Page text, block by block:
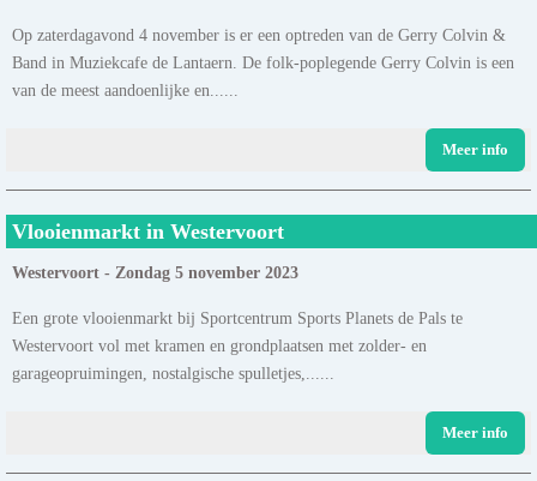
Op zaterdagavond 4 november is er een optreden van de Gerry Colvin &
Band in Muziekcafe de Lantaern. De folk-poplegende Gerry Colvin is een
van de meest aandoenlijke en......
Meer info
Vlooienmarkt in Westervoort
Westervoort - Zondag 5 november 2023
Een grote vlooienmarkt bij Sportcentrum Sports Planets de Pals te
Westervoort vol met kramen en grondplaatsen met zolder- en
garageopruimingen, nostalgische spulletjes,......
Meer info